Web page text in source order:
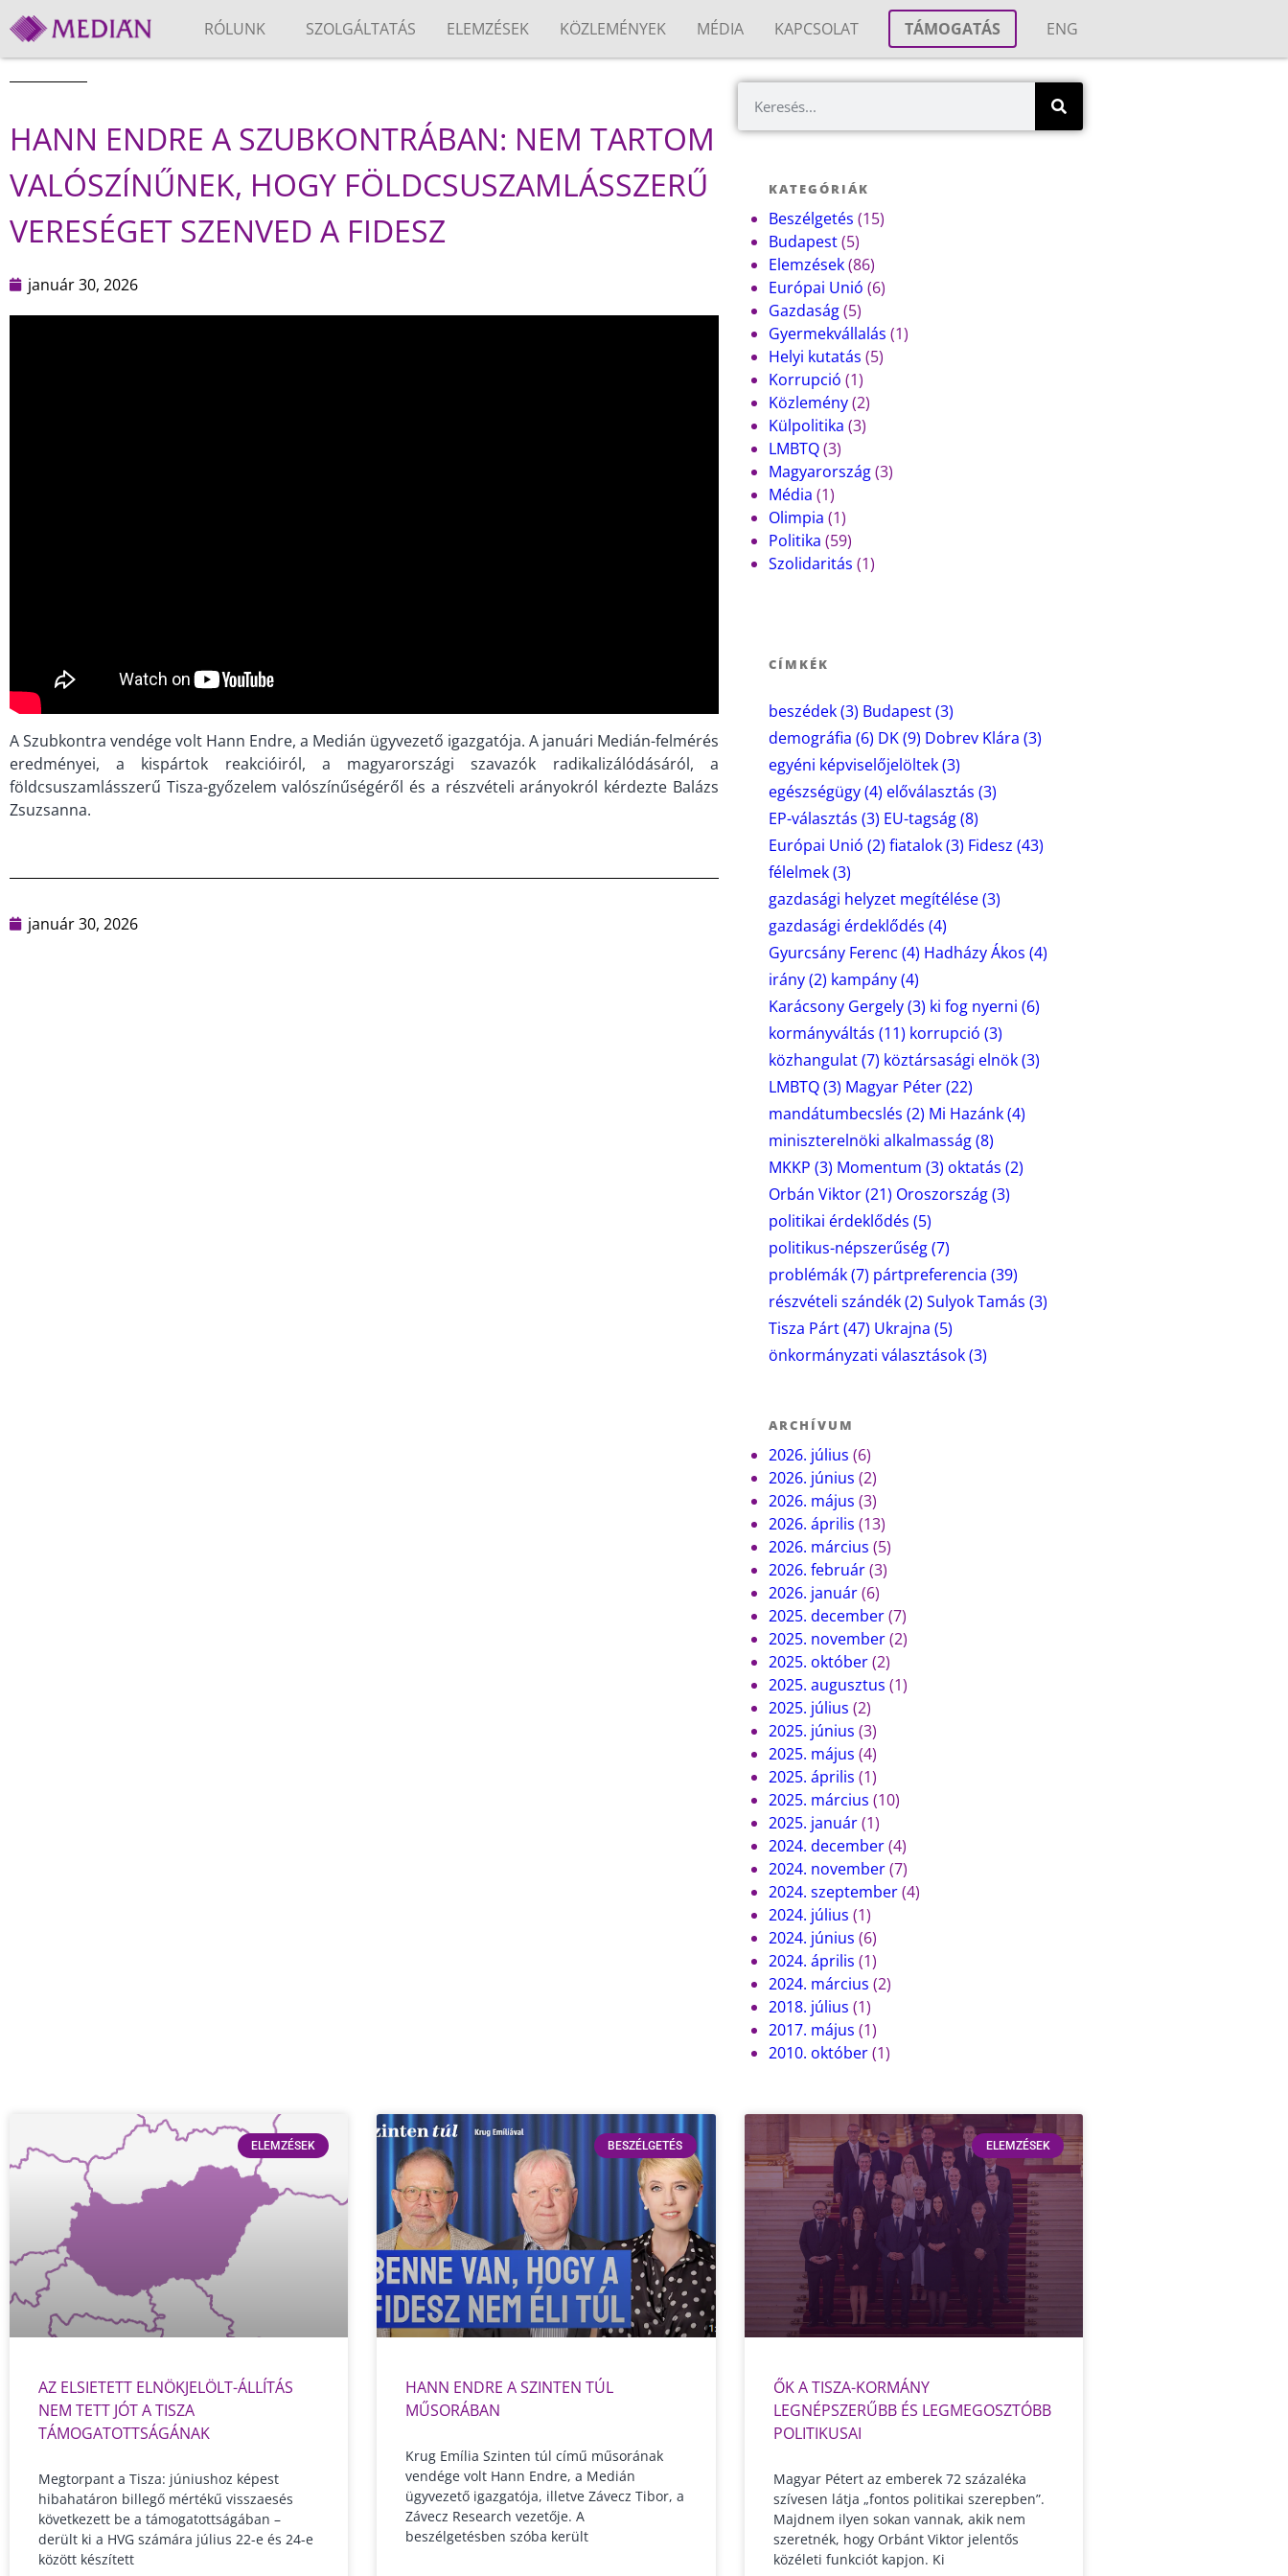
RÓLUNK SZOLGÁLTATÁS ELEMZÉSEK KÖZLEMÉNYEK MÉDIA KAPCSOLAT TÁMOGATÁS ENG
HANN ENDRE A SZUBKONTRÁBAN: NEM TARTOM
VALÓSZÍNŰNEK, HOGY FÖLDCSUSZAMLÁSSZERŰ
VERESÉGET SZENVED A FIDESZ
január 30, 2026
A Szubkontra vendége volt Hann Endre, a Medián ügyvezető igazgatója. A januári Medián-felmérés
eredményei, a kispártok reakcióiról, a magyarországi szavazók radikalizálódásáról, a
földcsuszamlásszerű Tisza-győzelem valószínűségéről és a részvételi arányokról kérdezte Balázs
Zsuzsanna.
január 30, 2026
KATEGÓRIÁK
Beszélgetés (15)
Budapest(5)
Elemzések(86)
Európai Unió (6)
Gazdaság(5)
Gyermekvállalás (1)
Helyi kutatás (5)
Korrupció (1)
Közlemény(2)
Külpolitika (3)
LMBTQ(3)
Magyarország(3)
Média (1)
Olimpia (1)
Politika (59)
Szolidaritás (1)
CÍMKÉK
beszédek(3) Budapest(3)
demográfia (6) DK(9) Dobrev Klára (3)
egyéni képviselőjelöltek(3)
egészségügy(4) előválasztás (3)
EP-választás (3) EU-tagság(8)
Európai Unió (2) fiatalok(3) Fidesz (43)
félelmek(3)
gazdasági helyzet megítélése(3)
gazdasági érdeklődés (4)
Gyurcsány Ferenc (4) Hadházy Ákos (4)
irány(2) kampány(4)
Karácsony Gergely(3) ki fog nyerni (6)
kormányváltás (11) korrupció (3)
közhangulat(7) köztársasági elnök(3)
LMBTQ(3) Magyar Péter(22)
mandátumbecslés (2) Mi Hazánk(4)
miniszterelnöki alkalmasság(8)
MKKP (3) Momentum (3) oktatás (2)
Orbán Viktor(21) Oroszország(3)
politikai érdeklődés (5)
politikus-népszerűség(7)
problémák(7) pártpreferencia (39)
részvételi szándék(2) Sulyok Tamás (3)
Tisza Párt(47) Ukrajna (5)
önkormányzati választások(3)
ARCHÍVUM
2026. július (6)
2026. június (2)
2026. május (3)
2026. április (13)
2026. március (5)
2026. február(3)
2026. január(6)
2025. december(7)
2025. november(2)
2025. október(2)
2025. augusztus (1)
2025. július (2)
2025. június (3)
2025. május (4)
2025. április (1)
2025. március (10)
2025. január(1)
2024. december(4)
2024. november(7)
2024. szeptember(4)
2024. július (1)
2024. június (6)
2024. április (1)
2024. március (2)
2018. július (1)
2017. május (1)
2010. október(1)
ELEMZÉSEK
AZ ELSIETETT ELNÖKJELÖLT-ÁLLÍTÁS
NEM TETT JÓT A TISZA
TÁMOGATOTTSÁGÁNAK
Megtorpant a Tisza: júniushoz képest
hibahatáron billegő mértékű visszaesés
következett be a támogatottságában –
derült ki a HVG számára július 22-e és 24-e
között készített
BESZÉLGETÉS
HANN ENDRE A SZINTEN TÚL
MŰSORÁBAN
Krug Emília Szinten túl című műsorának
vendége volt Hann Endre, a Medián
ügyvezető igazgatója, illetve Závecz Tibor, a
Závecz Research vezetője. A
beszélgetésben szóba került
ELEMZÉSEK
ŐK A TISZA-KORMÁNY
LEGNÉPSZERŰBB ÉS LEGMEGOSZTÓBB
POLITIKUSAI
Magyar Pétert az emberek 72 százaléka
szívesen látja „fontos politikai szerepben”.
Majdnem ilyen sokan vannak, akik nem
szeretnék, hogy Orbánt Viktor jelentős
közéleti funkciót kapjon. Ki